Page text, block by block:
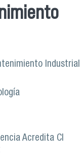
Industrial
Acredita CI